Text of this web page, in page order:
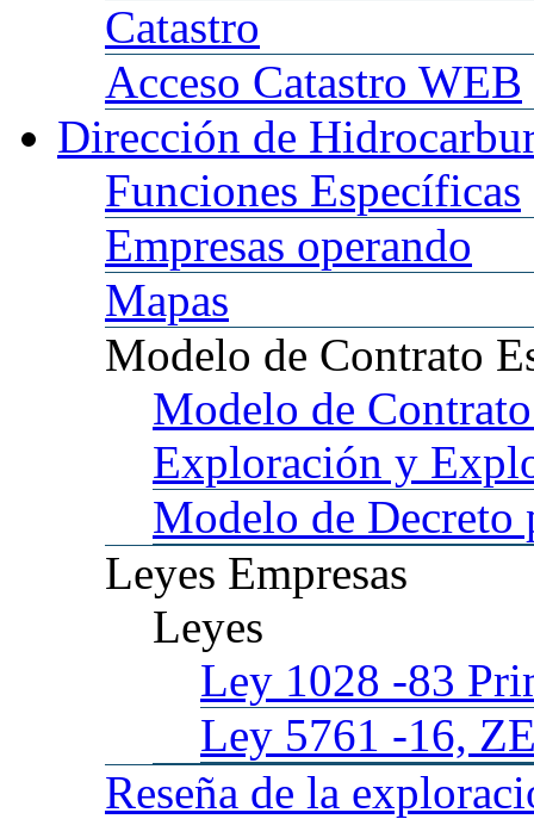
Catastro
Acceso Catastro WEB
Dirección de
Funciones Específicas
Empresas operando
Mapas
Modelo de Contrato
Modelo de
Exploración y
Modelo de Decreto
Leyes Empresas
Leyes
Ley 1028 -83
Ley 5761 -16,
Reseña de la